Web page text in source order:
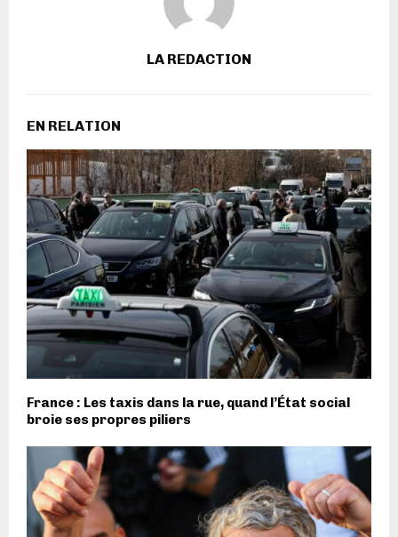
LA REDACTION
EN RELATION
France : Les taxis dans la rue, quand l’État social
broie ses propres piliers